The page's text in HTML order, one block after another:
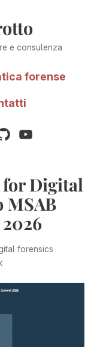
e consulenza
forense
YouTube
for Digital
MSAB
forensics